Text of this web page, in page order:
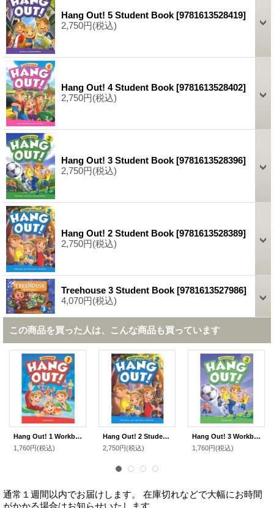
Hang Out! 5 Student Book [9781613528419]
2,750円(税込)
Hang Out! 4 Student Book [9781613528402]
2,750円(税込)
Hang Out! 3 Student Book [9781613528396]
2,750円(税込)
Hang Out! 2 Student Book [9781613528389]
2,750円(税込)
Treehouse 3 Student Book [9781613527986]
4,070円(税込)
この商品を買った人は、こんな商品も買っています
Hang Out! 1 Workbook
1,760円(税込)
Hang Out! 2 Student Book
2,750円(税込)
Hang Out! 3 Workbook
1,760円(税込)
通常１週間以内でお届けします。 在庫切れなどで大幅にお時間
がかかる場合はお知らせいたします。